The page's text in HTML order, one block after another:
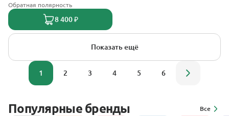
Обратная полярность
8 400 ₽
Показать ещё
1 2 3 4 5 6
Популярные бренды Все